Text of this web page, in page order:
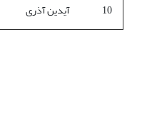
10
آیدین آذری